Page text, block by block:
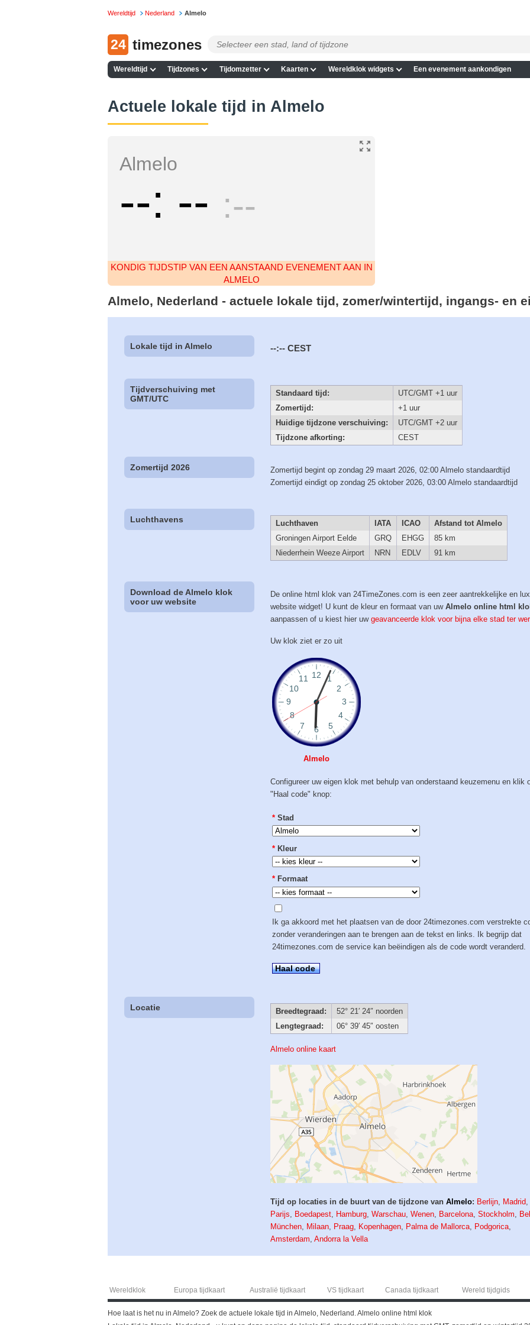
Wereldtijd Nederland Almelo
24 timezones
Wereldtijd Tijdzones Tijdomzetter Kaarten Wereldklok widgets Een evenement aankondigen
Actuele lokale tijd in Almelo
Almelo
-- -- --
KONDIG TIJDSTIP VAN EEN AANSTAAND EVENEMENT AAN IN
ALMELO
Almelo, Nederland - actuele lokale tijd, zomer/wintertijd, ingangs- en
Lokale tijd in Almelo --:-- CEST
Tijdverschuiving met
GMT/UTC
Standaard tijd:
UTC/GMT +1 uur
Zomertijd:
+1 uur
Huidige tijdzone verschuiving:
UTC/GMT +2 uur
Tijdzone afkorting:
CEST
Zomertijd 2026
Zomertijd begint op zondag 29 maart 2026, 02:00 Almelo standaardtijd
Zomertijd eindigt op zondag 25 oktober 2026, 03:00 Almelo standaardtijd
Luchthavens Luchthaven IATA ICAO
Afstand tot Almelo
Groningen Airport Eelde
GRQ EHGG
85 km
Niederrhein Weeze Airport
NRN EDLV 91 km
Download de Almelo klok
voor uw website
De online html klok van 24TimeZones.com is een zeer aantrekkelijke en
website widget! U kunt de kleur en formaat van uwAlmelo online html
aanpassen of u kiest hier uwgeavanceerde klok voor bijna elke stad ter
Uw klok ziet er zo uit
Almelo
Configureer uw eigen klok met behulp van onderstaand keuzemenu en klik
"Haal code" knop:
* Stad
* Kleur
* Formaat
Ik ga akkoord met het plaatsen van de door 24timezones.com verstrekte
zonder veranderingen aan te brengen aan de tekst en links. Ik begrijp dat
24timezones.com de service kan beëindigen als de code wordt veranderd.
Haal code
Locatie Breedtegraad:
52° 21′ 24″ noorden
Lengtegraad:
06° 39′ 45″ oosten
Almelo online kaart
Tijd op locaties in de buurt van de tijdzone vanAlmelo: Berlijn, Madrid
Parijs, Boedapest, Hamburg,Warschau,Wenen, Barcelona,Stockholm,
München, Milaan, Praag, Kopenhagen, Palma de Mallorca, Podgorica,
Amsterdam,Andorra la Vella
Wereldklok Europa tijdkaart Australië tijdkaart VS tijdkaart Canada tijdkaart Wereld tijdgids
Hoe laat is het nu in Almelo? Zoek de actuele lokale tijd in Almelo, Nederland. Almelo online html klok